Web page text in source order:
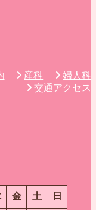
産科
婦人科
交通アクセス
金 土 日